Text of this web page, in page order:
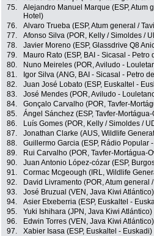
75.
Alejandro Manuel Marque (ESP, Atum
Hotel)
76. Alvaro Trueba (ESP, Atum general /
77.
Afonso Silva (POR, Kelly / Simoldes /
78.
Javier Moreno (ESP, Glassdrive Q8
79.
Mauro Rato (ESP, BAI - Sicasal - Petro
80.
Nuno Meireles (POR, Aviludo -
81.
Igor Silva (ANG, BAI - Sicasal - Petro
82.
Juan José Lobato (ESP, Euskaltel -
83.
José Mendes (POR, Aviludo -
84.
Gonçalo Carvalho (POR, Tavfer-
85.
Ángel Sánchez (ESP, Tavfer-
86.
Luís Gomes (POR, Kelly / Simoldes /
87.
Jonathan Clarke (AUS, Wildlife
88.
Guillermo Garcia (ESP, Rádio Popular
89.
Rui Carvalho (POR, Tavfer-Mortágua-
90.
Juan Antonio López-cózar (ESP,
91.
Cormac Mcgeough (IRL, Wildlife
92.
David Livramento (POR, Atum general
93.
José Bruzual (VEN, Java Kiwi Atlántico)
94.
Asier Etxeberria (ESP, Euskaltel -
95.
Yuki Ishihara (JPN, Java Kiwi Atlántico)
96.
Edwin Torres (VEN, Java Kiwi Atlántico)
97.
Xabier Isasa (ESP, Euskaltel - Euskadi)